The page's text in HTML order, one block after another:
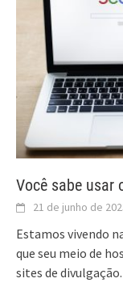
Você sabe usar
21 de junho de
Estamos vivendo
que seu meio de
sites de